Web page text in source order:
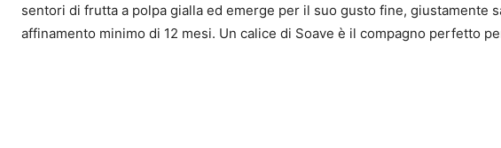
sentori di frutta a polpa gialla ed emerge per il suo gusto fine, giustamente
affinamento minimo di 12 mesi. Un calice di Soave è il compagno perfetto